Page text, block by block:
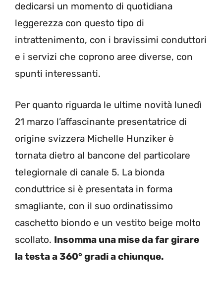
dedicarsi un momento di quotidiana
leggerezza con questo tipo di
intrattenimento, con i bravissimi conduttori
e i servizi che coprono aree diverse, con
spunti interessanti.
Per quanto riguarda le ultime novità lunedì
21 marzo l’affascinante presentatrice di
origine svizzera Michelle Hunziker è
tornata dietro al bancone del particolare
telegiornale di canale 5. La bionda
conduttrice si è presentata in forma
smagliante, con il suo ordinatissimo
caschetto biondo e un vestito beige molto
scollato. Insomma una mise da far girare
la testa a 360° gradi a chiunque.